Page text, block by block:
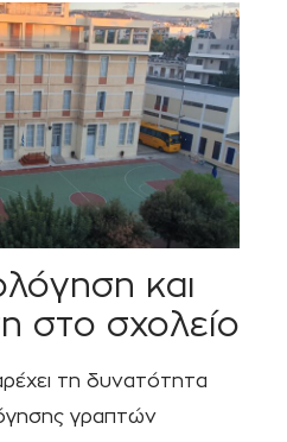
και
στο σχολείο
τη δυνατότητα
γραπτών